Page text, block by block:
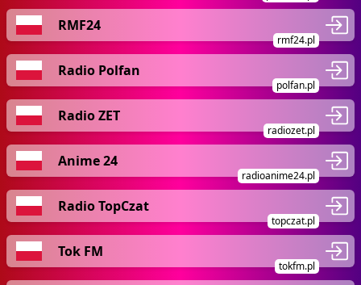
RMF24
rmf24.pl
Radio Polfan
polfan.pl
Radio ZET
radiozet.pl
Anime 24
radioanime24.pl
Radio TopCzat
topczat.pl
Tok FM
tokfm.pl